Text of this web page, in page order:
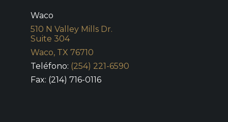
Waco
510 N Valley Mills Dr.
Suite 304
Waco, TX 76710
Teléfono: (254) 221-6590
Fax: (214) 716-0116